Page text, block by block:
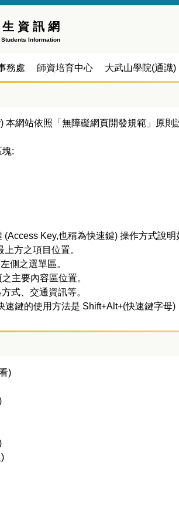
生 資 訊 網
Students Information
務處 師資培育中心 大武山學院(通識)
本網站依照「無障礙網頁開發規範」原
:
Key,也稱為快速鍵) 操作方式說明
方之項目位置。
側之選單區。
主要內容區位置。
式、交通資訊等。
鍵的使用方法是 Shift+Alt+(快速鍵字母
)